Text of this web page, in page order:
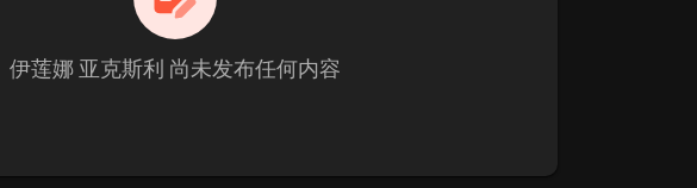
伊莲娜 亚克斯利 尚未发布任何内容